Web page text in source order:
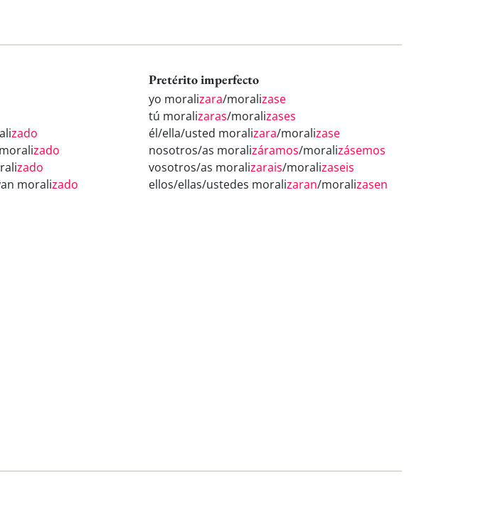
zado
zado
zado
moralizado
Pretérito imperfecto
yo moralizara/moralizase
tú moralizaras/moralizases
él/ella/usted moralizara/moralizase
nosotros/as moralizáramos/moralizásemos
vosotros/as moralizarais/moralizaseis
ellos/ellas/ustedes moralizaran/moralizasen